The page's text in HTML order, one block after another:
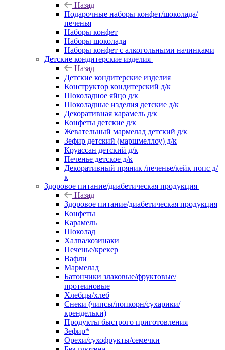
Назад
Подарочные наборы конфет/шоколада/
печенья
Наборы конфет
Наборы шоколада
Наборы конфет с алкогольными начинками
Детские кондитерские изделия
Назад
Детские кондитерские изделия
Конструктор кондитерский д/к
Шоколадное яйцо д/к
Шоколадные изделия детские д/к
Декоративная карамель д/к
Конфеты детские д/к
Жевательный мармелад детский д/к
Зефир детский (маршмеллоу) д/к
Круассан детский д/к
Печенье детское д/к
Декоративный пряник /печенье/кейк попс д/
к
Здоровое питание/диабетическая продукция
Назад
Здоровое питание/диабетическая продукция
Конфеты
Карамель
Шоколад
Халва/козинаки
Печенье/крекер
Вафли
Мармелад
Батончики злаковые/фруктовые/
протеиновые
Хлебцы/хлеб
Снеки (чипсы/попкорн/сухарики/
крендельки)
Продукты быстрого приготовления
Зефир*
Орехи/сухофрукты/семечки